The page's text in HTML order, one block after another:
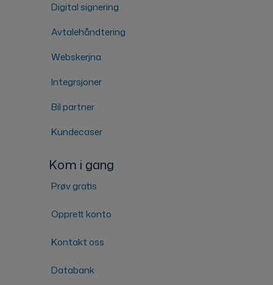
Digital signering
Avtalehåndtering
Webskerjna
Integrsjoner
Bil partner
Kundecaser
Kom i gang
Prøv gratis
Opprett konto
Kontakt oss
Databank